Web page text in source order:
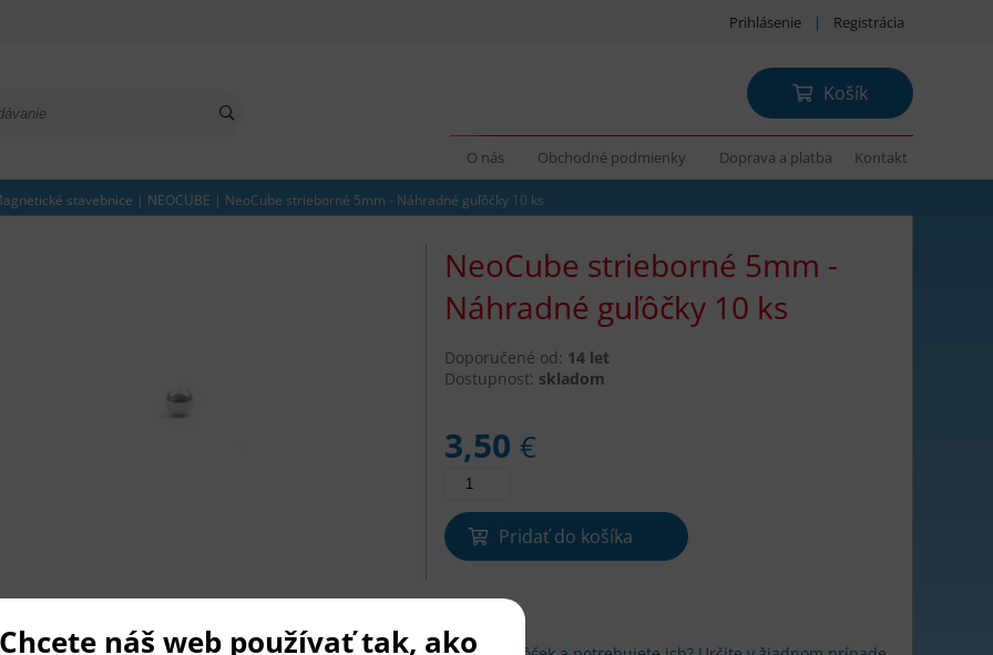
Prihlásenie | Registrácia
Košík
O nás Obchodné podmienky Doprava a platba Kontakt
stavebnice | NEOCUBE | NeoCube strieborné 5mm - Náhradné guľôčky 10 ks
NeoCube strieborné 5mm -
Náhradné guľôčky 10 ks
Doporučené od: 14 let
Dostupnosť: skladom
3,50€
Pridať do košíka
tovaru
Chcete náš web používať tak, ako